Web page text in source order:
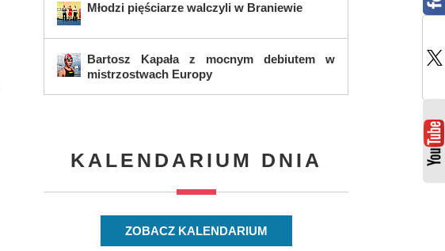
Młodzi pięściarze walczyli w Braniewie
Bartosz Kapała z mocnym debiutem w
mistrzostwach Europy
KALENDARIUM DNIA
ZOBACZ KALENDARIUM